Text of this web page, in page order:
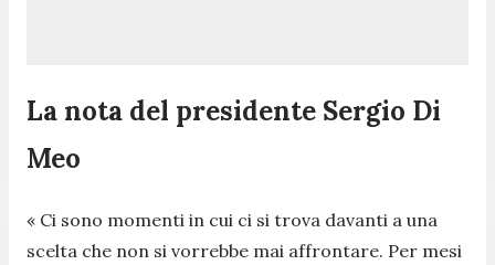
La nota del presidente Sergio Di
Meo
« Ci sono momenti in cui ci si trova davanti a una
scelta che non si vorrebbe mai affrontare. Per mesi